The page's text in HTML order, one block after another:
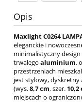
Opis
Maxlight C0264
eleganckie i
minimalistyczny
trwałego aluminium,
przestrzeniach
jest stylowy, dyskretny
(wys.8,7 cm, szer. 10,2
miejscach o